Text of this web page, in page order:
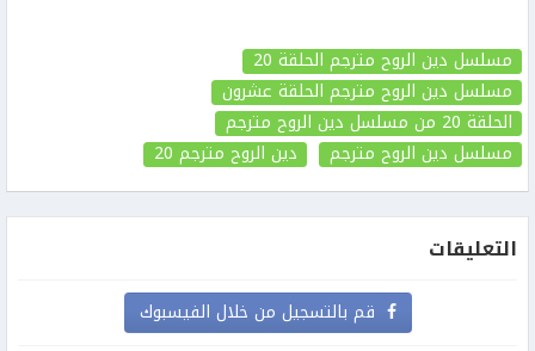
مسلسل دين الروح مترجم الحلقة 20
مسلسل دين الروح مترجم الحلقة عشرون
الحلقة 20
من مسلسل دين الروح مترجم
مسلسل دين الروح مترجم
دين الروح مترجم 20
التعليقات
قم بالتسجيل من خلال الفيسبوك